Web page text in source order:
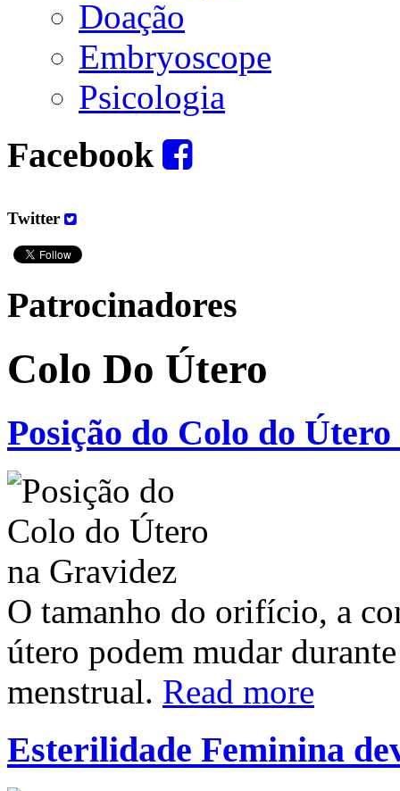
Doação
Embryoscope
Psicologia
Facebook
Twitter
Patrocinadores
Colo Do Útero
Posição do Colo do
O tamanho do orifício, a
útero podem mudar
menstrual. Read more
Esterilidade Feminina